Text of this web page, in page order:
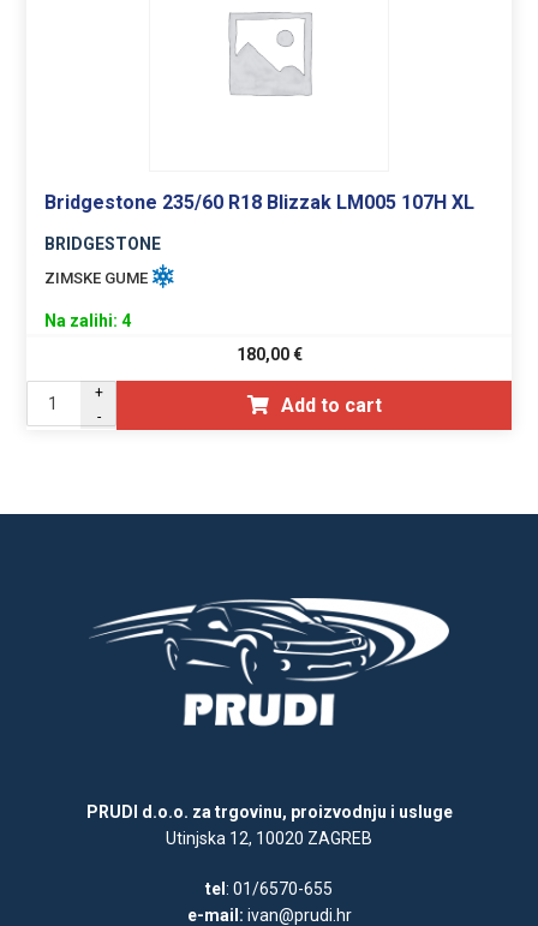
Bridgestone 235/60 R18 Blizzak LM005 107H XL
BRIDGESTONE
ZIMSKE GUME
Na zalihi: 4
180,00€
+
-
Add to cart
PRUDI d.o.o. za trgovinu, proizvodnju i usluge
Utinjska 12, 10020 ZAGREB
tel : 01/6570-655
e-mail: ivan@prudi.hr